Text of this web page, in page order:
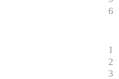
6
1
2
3